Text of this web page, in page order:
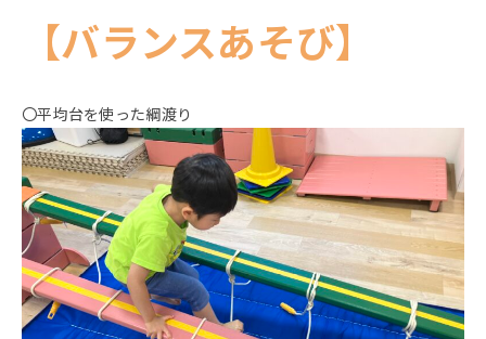
【バランスあそび】
〇平均台を使った綱渡り